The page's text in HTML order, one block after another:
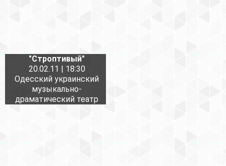
"Строптивый"
20.02.11 | 18:30
Одесский украинский
музыкально-
драматический театр